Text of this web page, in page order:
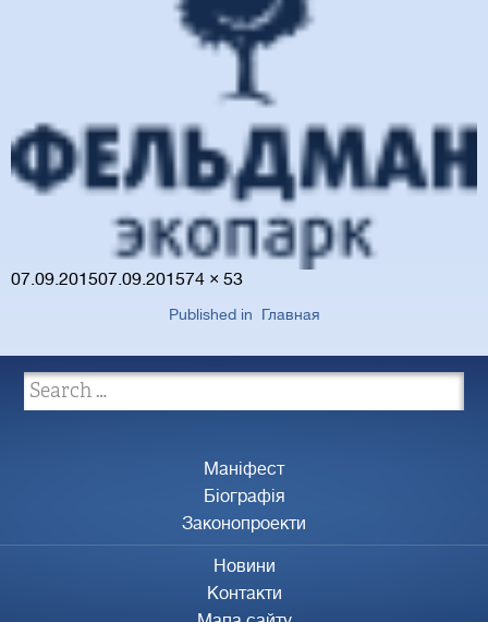
Posted
07.09.201507.09.2015Full
74 × 53
Published in Главная
Маніфест
Біографія
Законопроекти
Новини
Контакти